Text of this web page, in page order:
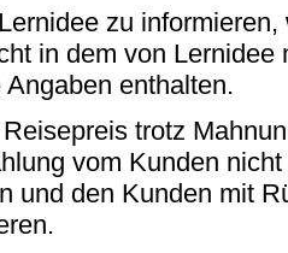
zu
in dem von
enthalten.
trotz
vom Kunden
und den Kunden mit